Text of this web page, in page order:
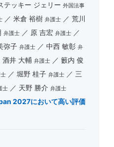
テッキー ジェリー 外国法事
米倉 裕樹 弁護士
荒川
弁護士 原 吉宏 弁護士
弥子 弁護士 中西 敏彰 弁
酒井 大輔 弁護士
籔内 俊
堀野 桂子 弁護士
三
士 天野 勝介 弁護士
2027において高い評価